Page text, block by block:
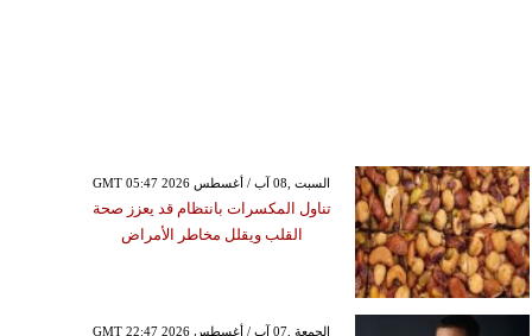
GMT 05:47 2026 السبت ,08 آب / أغسطس
تناول المكسرات بانتظام قد يعزز صحة
القلب ويقلل مخاطر الأمراض
GMT 22:47 2026 الجمعة ,07 آب / أغسطس